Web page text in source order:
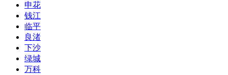
申花
钱江
临平
良渚
下沙
绿城
万科